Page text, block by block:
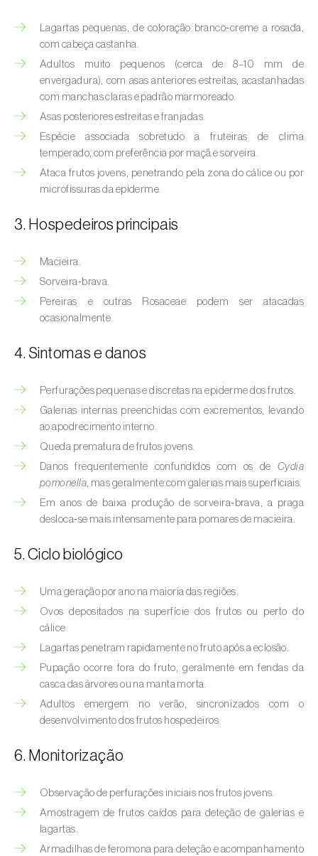
Afídeo-lanígero-das-macieiras (
)
Afídeo-negro-do-feijão (Aphis fabae)
Afídeo-negro-do-pessegueiro
(
Brachycaudus persicae )
Afídeo-verde ( Myzus persicae
Afídeo-verde-da-ameixeira (
(
Brachycaudus amygdalinus
Afídeo-verde-dos-citrinos (
Alfinetes ( Agriotes spp. )
Aranhiço-vermelho (
Besouro‑verde‑das‑tílias (Lytta vesicatoria)
Bichado-da-ameixeira (Grapholita (=Cydia)
funebrana )
Bichado-da-castanha-do-cedo (
fasciana)
Bichado-da-castanha-do-tarde (Cydia
splendana)
Bichado-da-castanha-intermédio (Cydia
fagiglandana
Bichado-da-fruta (Cydia pomonella
Borboleta-branca-grande-da-couve (
(
Pieris rapae)
Broca-africana-do-caule-do-milho
Busseola fusca
Lagartas pequenas, de coloração branco‑creme a rosada,
com cabeça castanha.
Adultos muito pequenos (cerca de 8–10 mm de
envergadura), com asas anteriores estreitas, acastanhadas
com manchas claras e padrão marmoreado.
Asas posteriores estreitas e franjadas.
Espécie associada sobretudo a fruteiras de clima
temperado, com preferência por maçã e sorveira.
Ataca frutos jovens, penetrando pela zona do cálice ou por
microfissuras da epiderme.
3. Hospedeiros principais
Macieira.
Sorveira‑brava.
Pereiras e outras Rosaceae podem ser atacadas
ocasionalmente.
4. Sintomas e danos
Perfurações pequenas e discretas na epiderme dos frutos.
Galerias internas preenchidas com excrementos, levando
ao apodrecimento interno.
Queda prematura de frutos jovens.
Danos frequentemente confundidos com os de Cydia
pomonella, mas geralmente com galerias mais superficiais.
Em anos de baixa produção de sorveira‑brava, a praga
desloca‑se mais intensamente para pomares de macieira.
5. Ciclo biológico
Uma geração por ano na maioria das regiões.
Ovos depositados na superfície dos frutos ou perto do
cálice.
Lagartas penetram rapidamente no fruto após a eclosão.
Pupação ocorre fora do fruto, geralmente em fendas da
casca das árvores ou na manta morta.
Adultos emergem no verão, sincronizados com o
desenvolvimento dos frutos hospedeiros.
6. Monitorização
Observação de perfurações iniciais nos frutos jovens.
Amostragem de frutos caídos para deteção de galerias e
lagartas.
Armadilhas de feromona para deteção e acompanhamento